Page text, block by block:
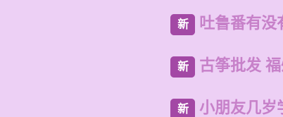
新 吐鲁番有没
新 古筝批发
新 小朋友几岁